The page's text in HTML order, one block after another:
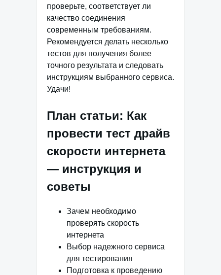
проверьте, соответствует ли
качество соединения
современным требованиям.
Рекомендуется делать несколько
тестов для получения более
точного результата и следовать
инструкциям выбранного сервиса.
Удачи!
План статьи: Как
провести тест драйв
скорости интернета
— инструкция и
советы
Зачем необходимо
проверять скорость
интернета
Выбор надежного сервиса
для тестирования
Подготовка к проведению